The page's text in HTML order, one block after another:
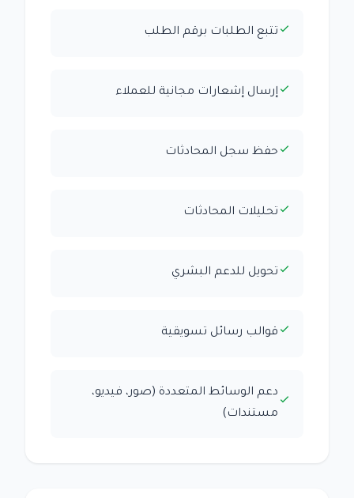
تتبع الطلبات برقم الطلب
إرسال إشعارات مجانية للعملاء
حفظ سجل المحادثات
تحليلات المحادثات
تحويل للدعم البشري
قوالب رسائل تسويقية
دعم الوسائط المتعددة (صور، فيديو،
مستندات)